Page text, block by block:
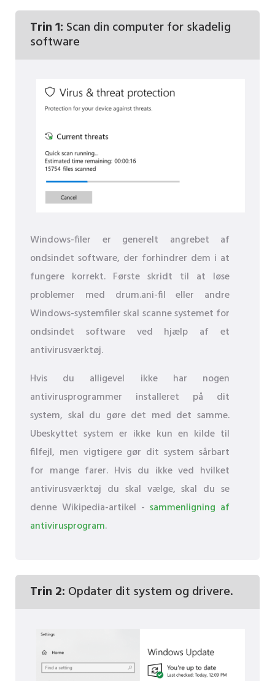
Trin 1: Scan din computer for skadelig
software
Windows-filer er generelt angrebet af
ondsindet software, der forhindrer dem i at
fungere korrekt. Første skridt til at løse
problemer med drum.ani-fil eller andre
Windows-systemfiler skal scanne systemet for
ondsindet software ved hjælp af et
antivirusværktøj.
Hvis du alligevel ikke har nogen
antivirusprogrammer installeret på dit
system, skal du gøre det med det samme.
Ubeskyttet system er ikke kun en kilde til
filfejl, men vigtigere gør dit system sårbart
for mange farer. Hvis du ikke ved hvilket
antivirusværktøj du skal vælge, skal du se
denne Wikipedia-artikel - sammenligning af
antivirusprogram.
Trin 2: Opdater dit system og drivere.